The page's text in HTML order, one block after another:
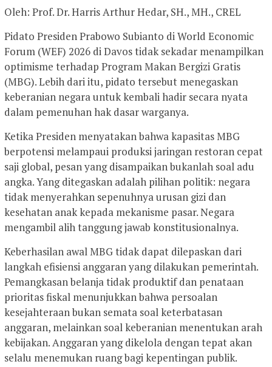
Oleh: Prof. Dr. Harris Arthur Hedar, SH., MH., CREL
Pidato Presiden Prabowo Subianto di World Economic
Forum (WEF) 2026 di Davos tidak sekadar menampilkan
optimisme terhadap Program Makan Bergizi Gratis
(MBG). Lebih dari itu, pidato tersebut menegaskan
keberanian negara untuk kembali hadir secara nyata
dalam pemenuhan hak dasar warganya.
Ketika Presiden menyatakan bahwa kapasitas MBG
berpotensi melampaui produksi jaringan restoran cepat
saji global, pesan yang disampaikan bukanlah soal adu
angka. Yang ditegaskan adalah pilihan politik: negara
tidak menyerahkan sepenuhnya urusan gizi dan
kesehatan anak kepada mekanisme pasar. Negara
mengambil alih tanggung jawab konstitusionalnya.
Keberhasilan awal MBG tidak dapat dilepaskan dari
langkah efisiensi anggaran yang dilakukan pemerintah.
Pemangkasan belanja tidak produktif dan penataan
prioritas fiskal menunjukkan bahwa persoalan
kesejahteraan bukan semata soal keterbatasan
anggaran, melainkan soal keberanian menentukan arah
kebijakan. Anggaran yang dikelola dengan tepat akan
selalu menemukan ruang bagi kepentingan publik.